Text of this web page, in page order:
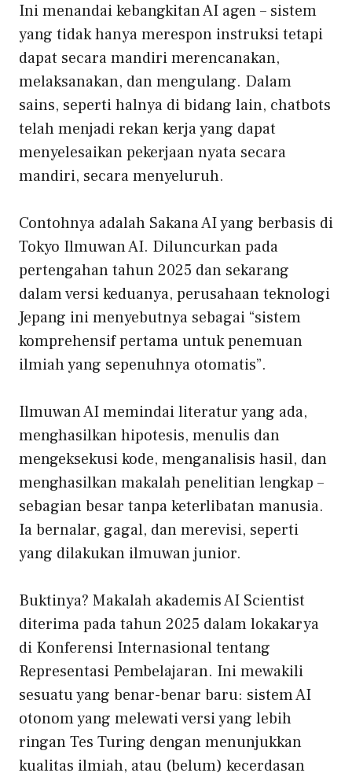
Ini menandai kebangkitanAI agen– sistem
yang tidak hanya merespon instruksi tetapi
dapat secara mandirimerencanakan,
melaksanakan, dan mengulang. Dalam
sains, seperti halnya di bidang lain, chatbots
telah menjadi rekan kerja yang dapat
menyelesaikan pekerjaan nyata secara
mandiri, secara menyeluruh.
Contohnya adalah Sakana AI yang berbasis di
Tokyo Ilmuwan AI. Diluncurkan pada
pertengahan tahun 2025 dan sekarang
dalam versi keduanya, perusahaan teknologi
Jepang ini menyebutnya sebagai “sistem
komprehensif pertama untuk penemuan
ilmiah yang sepenuhnya otomatis”.
Ilmuwan AI memindai literatur yang ada,
menghasilkan hipotesis, menulis dan
mengeksekusi kode, menganalisis hasil, dan
menghasilkan makalah penelitian lengkap –
sebagian besar tanpa keterlibatan manusia.
Ia bernalar, gagal, dan merevisi, seperti
yang dilakukan ilmuwan junior.
Buktinya? Makalah akademis AI Scientist
diterima pada tahun 2025 dalam lokakarya
di Konferensi Internasional tentang
Representasi Pembelajaran. Ini mewakili
sesuatu yang benar-benar baru: sistem AI
otonom yang melewati versi yang lebih
ringanTes Turing dengan menunjukkan
kualitas ilmiah, atau (belum) kecerdasan